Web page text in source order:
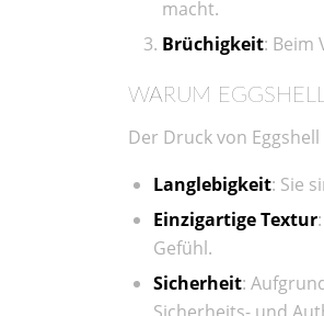
macht.
Brüchigkeit: Beim
WARUM
Der Druck von
Langlebigkeit: Sie
Einzigartige Textur
Gefühl.
Sicherheit: